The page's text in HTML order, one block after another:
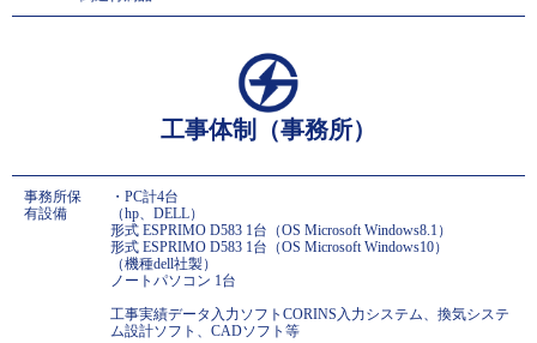
工事体制（事務所）
事務所保
有設備
・PC計4台
（hp、DELL）
形式 ESPRIMO D583 1台（OS Microsoft Windows8.1）
形式 ESPRIMO D583 1台（OS Microsoft Windows10）
（機種dell社製）
ノートパソコン 1台
工事実績データ入力ソフトCORINS入力システム、換気システ
ム設計ソフト、CADソフト等